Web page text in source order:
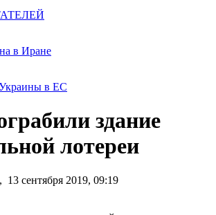
в Иране
в ЕС
здание
лотереи
13 сентября 2019, 09:19